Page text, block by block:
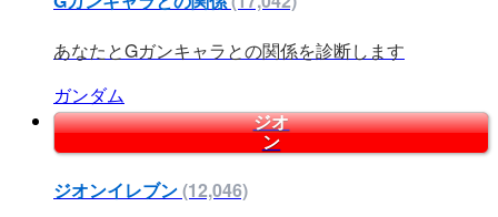
あなたとGガンキャラとの関係を診断します
ガンダム
ジオ
ン
ジオンイレブン(12,046)